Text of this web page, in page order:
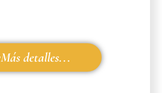
Más detalles...